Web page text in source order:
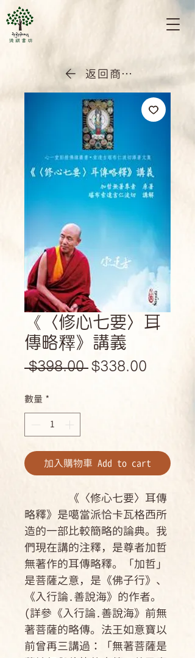
返回商店首頁
《〈修心七要〉耳
傳略釋》講義
$398.00 一
$338.00
數量 *
加入購物車 Add to cart
《〈修心七要〉耳傳
略釋》是噶當派恰卡瓦格西所
造的一部比較簡略的論典。我
們現在講的注釋，是尊者加哲
無著作的耳傳略釋。「加哲」
是菩薩之意，是《佛子行》、
《入行論.善說海》的作者。
(詳參《入行論.善說海》前無
著菩薩的略傳。法王如意寶以
前曾再三講過：「無著菩薩是